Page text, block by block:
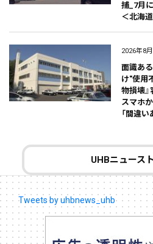
捕_7月
＜北海
2026年8
面識あ
け"使用
物損壊
スマホ
「間違い
UHBニュース
Tweets by uhbnews_uhb